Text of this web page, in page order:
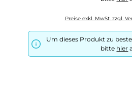
Preise exkl. MwSt. zzgl.
Um dieses Produkt zu
bitte hier